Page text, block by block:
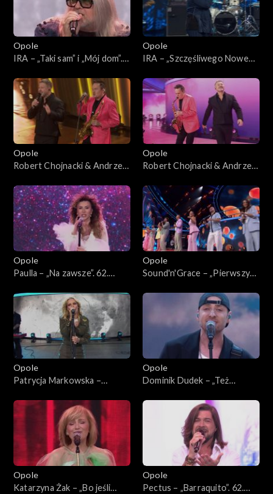
Opole
IRA – „Taki sam” i „Mój dom”.
„SuperJedynki”
Opole
IRA – „Szczęśliwego Nowego
„SuperJedynki”
Opole
Robert Chojnacki & Andrzej
i „Prawie do nieba”. 62. KFPP:
Koncert „Premiery”
Opole
Robert Chojnacki & Andrzej
śmierć” i „Niecierpliwi”. 62.
KFPP: Koncert „Premiery”
Opole
Paulla – „Na zawsze”. 62.
Opole
Sound'n'Grace – „Pierwszy
„Premiery”
Opole
Patrycja Markowska –
KFPP: Koncert „Premiery”
Opole
Dominik Dudek – „Też
Koncert „Premiery”
Opole
Katarzyna Żak – „Bo jeśli
Opole
Pectus – „Barraquito”. 62.